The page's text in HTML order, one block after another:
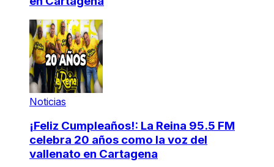
Noticias
¡Feliz Cumpleaños!: La Reina 95.5 FM
celebra 20 años como la voz del
vallenato en Cartagena